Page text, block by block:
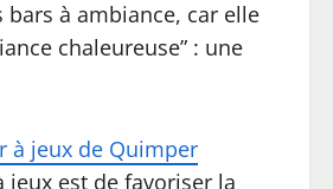
à ambiance, car elle
chaleureuse” : une
à jeux de Quimper
jeux est de favoriser la